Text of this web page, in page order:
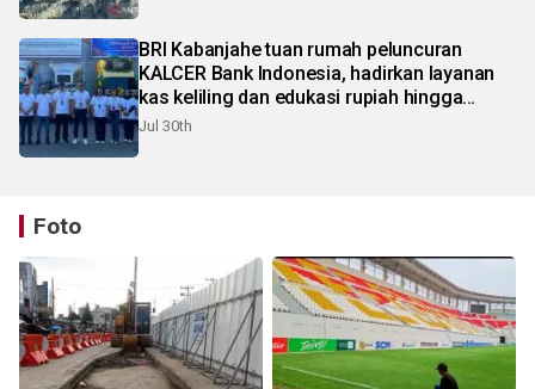
BRI Kabanjahe tuan rumah peluncuran
KALCER Bank Indonesia, hadirkan layanan
kas keliling dan edukasi rupiah hingga
pelosok Karo
Jul 30th
Foto